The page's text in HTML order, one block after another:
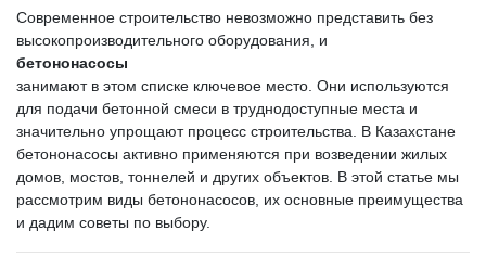
Современное строительство невозможно представить без
высокопроизводительного оборудования, и
бетононасосы
занимают в этом списке ключевое место. Они используются
для подачи бетонной смеси в труднодоступные места и
значительно упрощают процесс строительства. В Казахстане
бетононасосы активно применяются при возведении жилых
домов, мостов, тоннелей и других объектов. В этой статье мы
рассмотрим виды бетононасосов, их основные преимущества
и дадим советы по выбору.